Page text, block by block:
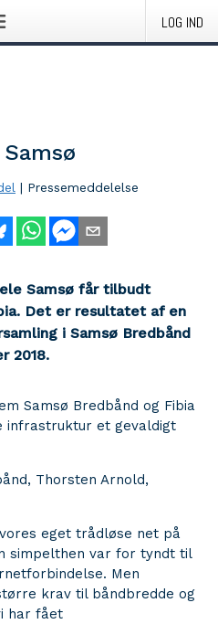
LOG IND
| Pressemeddelelse
Samsø får tilbudt
Det er resultatet af en
i Samsø Bredbånd
2018.
Samsø Bredbånd og Fibia
infrastruktur et gevaldigt
Thorsten Arnold,
eget trådløse net på
simpelthen var for tyndt til
Men
krav til båndbredde og
har fået